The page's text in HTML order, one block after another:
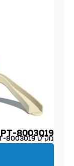
PT-8003019
מק״ט PT-8003019